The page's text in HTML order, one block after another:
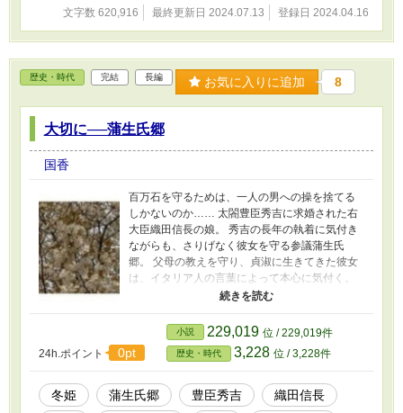
文字数 620,916 最終更新日 2024.07.13 登録日 2024.04.16
歴史・時代 完結 長編 お気に入りに追加 8
大切に──蒲生氏郷
国香
百万石を守るためは、一人の男への操を捨てる
しかないのか…… 太閤豊臣秀吉に求婚された右
大臣織田信長の娘。 秀吉の長年の執着に気付き
ながらも、さりげなく彼女を守る参議蒲生氏
郷。 父母の教えを守り、貞淑に生きてきた彼女
は、イタリア人の言葉によって本心に気付く。
その百万石を懸けた行動。 それが、関ヶ原の合
24h.ポイント 0pt
小説 229,019 位 / 229,019件
歴史・時代 3,228 位 / 3,228件
冬姫 蒲生氏郷 豊臣秀吉
織田信長